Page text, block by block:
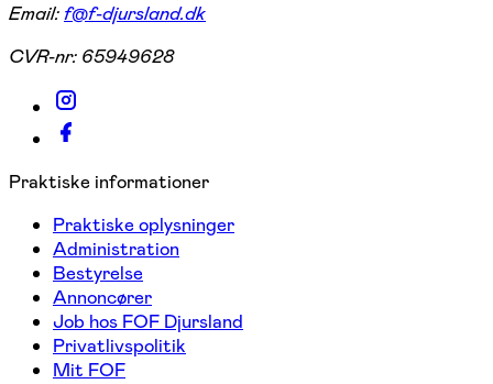
Email:f@f-djursland.dk
CVR-nr: 65949628
Praktiske informationer
Praktiske oplysninger
Administration
Bestyrelse
Annoncører
Job hos FOF Djursland
Privatlivspolitik
Mit FOF